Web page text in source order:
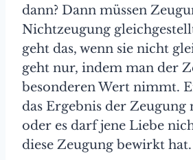
dann? Dann müssen
Nichtzeugung
geht das, wenn sie nicht
geht nur, indem man der
besonderen Wert nimmt.
das Ergebnis der Zeugung
oder es darf jene Liebe
diese Zeugung bewirkt hat.